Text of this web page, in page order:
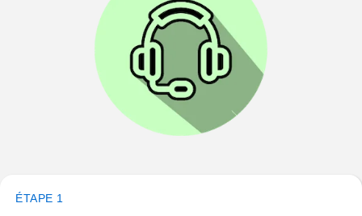
ÉTAPE 1